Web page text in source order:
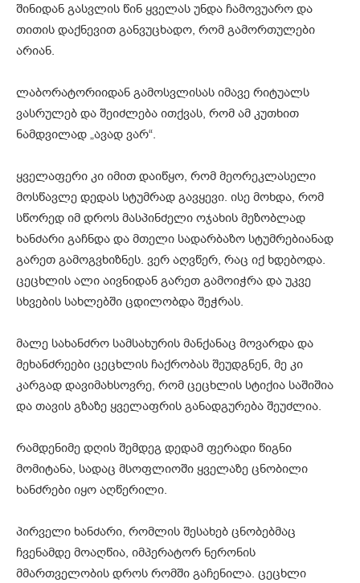
შინიდან გასვლის წინ ყველას უნდა ჩამოვუარო და
თითის დაქნევით განვუცხადო, რომ გამორთულები
არიან.
ლაბორატორიიდან გამოსვლისას იმავე რიტუალს
ვასრულებ და შეიძლება ითქვას, რომ ამ კუთხით
ნამდვილად „ავად ვარ“.
ყველაფერი კი იმით დაიწყო, რომ მეორეკლასელი
მოსწავლე დედას სტუმრად გავყევი. ისე მოხდა, რომ
სწორედ იმ დროს მასპინძელი ოჯახის მეზობლად
ხანძარი გაჩნდა და მთელი სადარბაზო სტუმრებიანად
გარეთ გამოგვხიზნეს. ვერ აღვწერ, რაც იქ ხდებოდა.
ცეცხლის ალი აივნიდან გარეთ გამოიჭრა და უკვე
სხვების სახლებში ცდილობდა შეჭრას.
მალე სახანძრო სამსახურის მანქანაც მოვარდა და
მეხანძრეები ცეცხლის ჩაქრობას შეუდგნენ, მე კი
კარგად დავიმახსოვრე, რომ ცეცხლის სტიქია საშიშია
და თავის გზაზე ყველაფრის განადგურება შეუძლია.
რამდენიმე დღის შემდეგ დედამ ფერადი წიგნი
მომიტანა, სადაც მსოფლიოში ყველაზე ცნობილი
ხანძრები იყო აღწერილი.
პირველი ხანძარი, რომლის შესახებ ცნობებმაც
ჩვენამდე მოაღწია, იმპერატორ ნერონის
მმართველობის დროს რომში გაჩენილა. ცეცხლი